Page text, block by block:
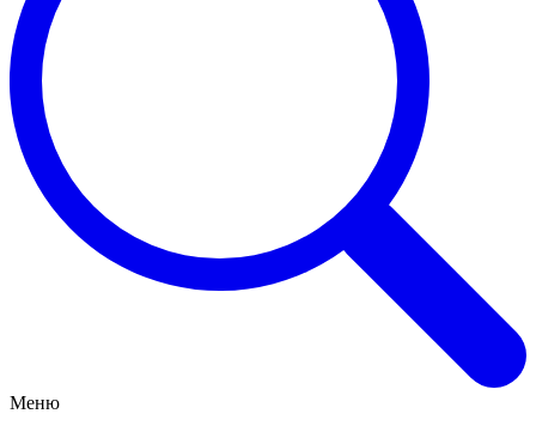
Меню